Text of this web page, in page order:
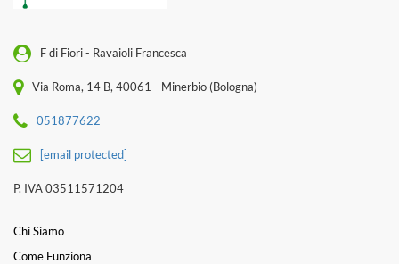
F di Fiori - Ravaioli Francesca
Via Roma, 14 B, 40061 - Minerbio (Bologna)
051877622
[email protected]
P. IVA 03511571204
Chi Siamo
Come Funziona